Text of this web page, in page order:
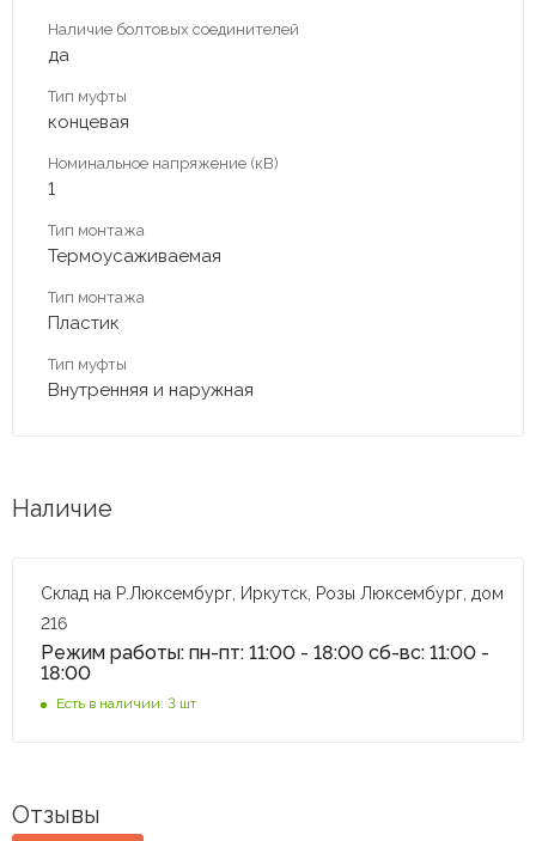
Наличие болтовых соединителей
да
Тип муфты
концевая
Номинальное напряжение (кВ)
1
Тип монтажа
Термоусаживаемая
Тип монтажа
Пластик
Тип муфты
Внутренняя и наружная
Наличие
Склад на Р.Люксембург, Иркутск, Розы Люксембург, дом
216
Режим работы: пн-пт: 11:00 - 18:00 сб-вс: 11:00 -
18:00
Есть в наличии: 3 шт
Отзывы